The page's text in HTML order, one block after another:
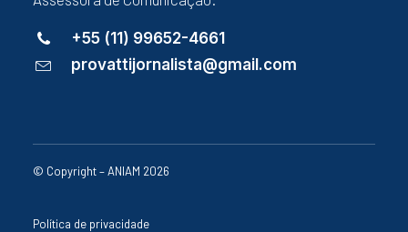
+55 (11) 99652-4661
provattijornalista@gmail.com
© Copyright – ANIAM 2026
Política de privacidade